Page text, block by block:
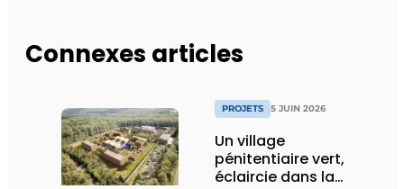
Connexes articles
PROJETS 5 JUIN 2026
Un village
pénitentiaire vert,
éclaircie dans la